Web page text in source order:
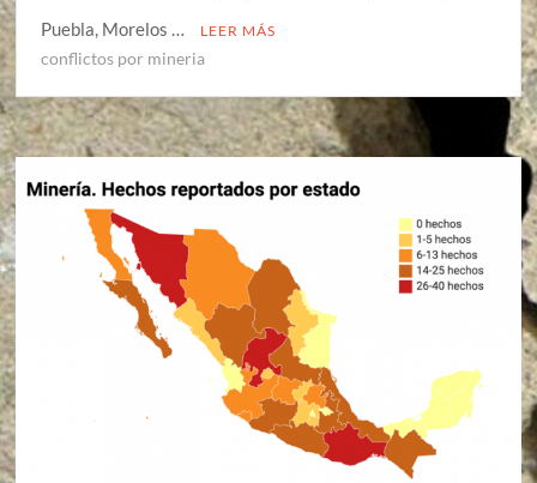
Puebla, Morelos …
LEER MÁS
conflictos por mineria